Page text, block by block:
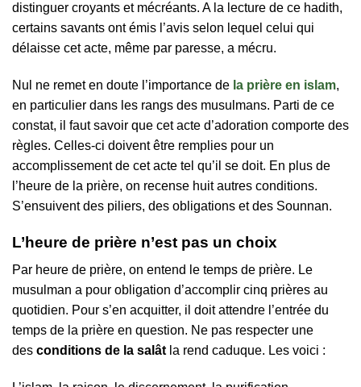
distinguer croyants et mécréants. A la lecture de ce hadith,
certains savants ont émis l’avis selon lequel celui qui
délaisse cet acte, même par paresse, a mécru.
Nul ne remet en doute l’importance de la prière en islam,
en particulier dans les rangs des musulmans. Parti de ce
constat, il faut savoir que cet acte d’adoration comporte des
règles. Celles-ci doivent être remplies pour un
accomplissement de cet acte tel qu’il se doit. En plus de
l’heure de la prière, on recense huit autres conditions.
S’ensuivent des piliers, des obligations et des Sounnan.
L’heure de prière n’est pas un choix
Par heure de prière, on entend le temps de prière. Le
musulman a pour obligation d’accomplir cinq prières au
quotidien. Pour s’en acquitter, il doit attendre l’entrée du
temps de la prière en question. Ne pas respecter une
des conditions de la salât la rend caduque. Les voici :